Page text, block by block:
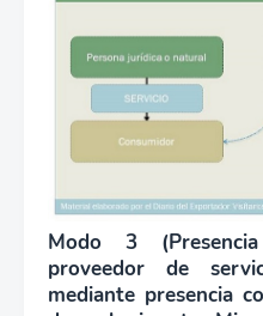
Modo 3
proveedor de
mediante presencia